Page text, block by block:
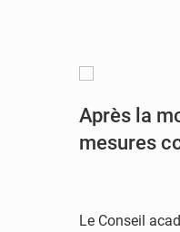
Après la
mesures
Le Conseil